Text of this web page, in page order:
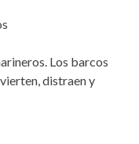
Los barcos
distraen y